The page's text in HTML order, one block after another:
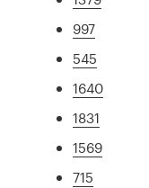
997
545
1640
1831
1569
715